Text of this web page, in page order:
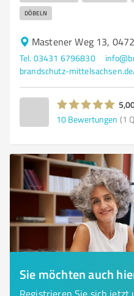
DÖBELN
Mastener Weg 13,
Tel. 03431 6796830
brandschutz-
10 Bewertungen (1
Sie möchten auch